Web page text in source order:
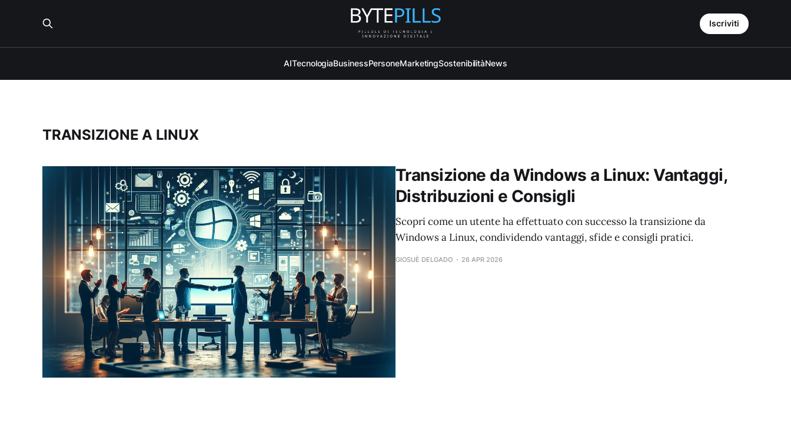
AITecnologiaBusinessPersoneMarketingSostenibilitàNews
Iscriviti
TRANSIZIONE A LINUX
Transizione da Windows a Linux: Vantaggi,
Distribuzioni e Consigli
Scopri come un utente ha effettuato con successo la transizione da
Windows a Linux, condividendo vantaggi, sfide e consigli pratici.
GIOSUÈ DELGADO 26 APR 2026